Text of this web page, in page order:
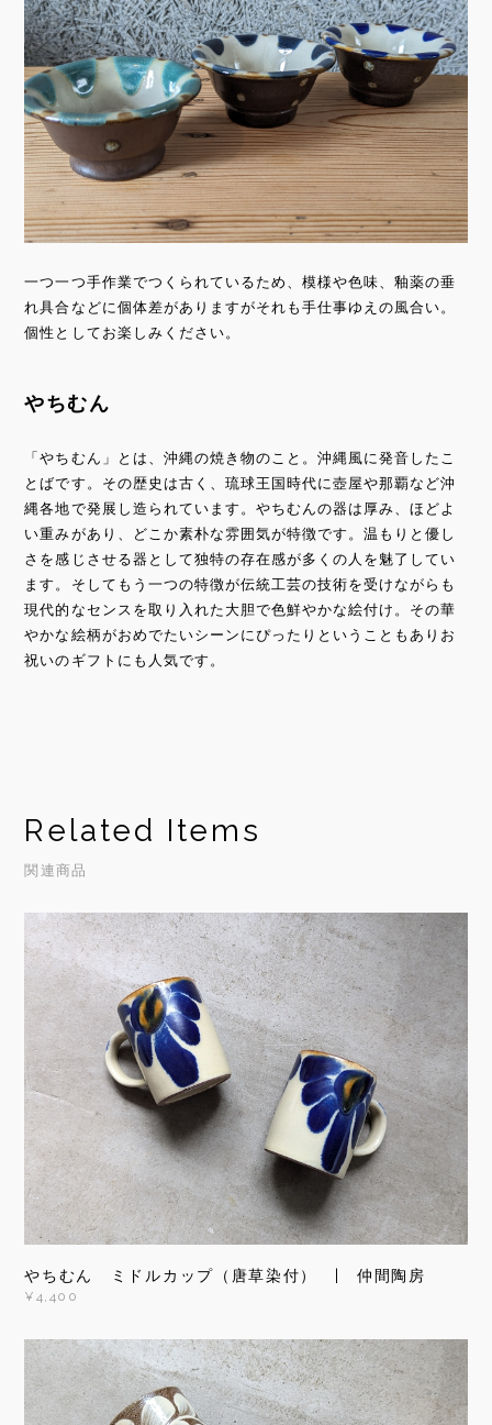
一つ一つ手作業でつくられているため、模様や色味、釉薬の垂
れ具合などに個体差がありますがそれも手仕事ゆえの風合い。
個性としてお楽しみください。
やちむん
「やちむん」とは、沖縄の焼き物のこと。沖縄風に発音したこ
とばです。その歴史は古く、琉球王国時代に壺屋や那覇など沖
縄各地で発展し造られています。やちむんの器は厚み、ほどよ
い重みがあり、どこか素朴な雰囲気が特徴です。温もりと優し
さを感じさせる器として独特の存在感が多くの人を魅了してい
ます。そしてもう一つの特徴が伝統工芸の技術を受けながらも
現代的なセンスを取り入れた大胆で色鮮やかな絵付け。その華
やかな絵柄がおめでたいシーンにぴったりということもありお
祝いのギフトにも人気です。
Related Items
関連商品
やちむん ミドルカップ（唐草染付） | 仲間陶房
¥4,400